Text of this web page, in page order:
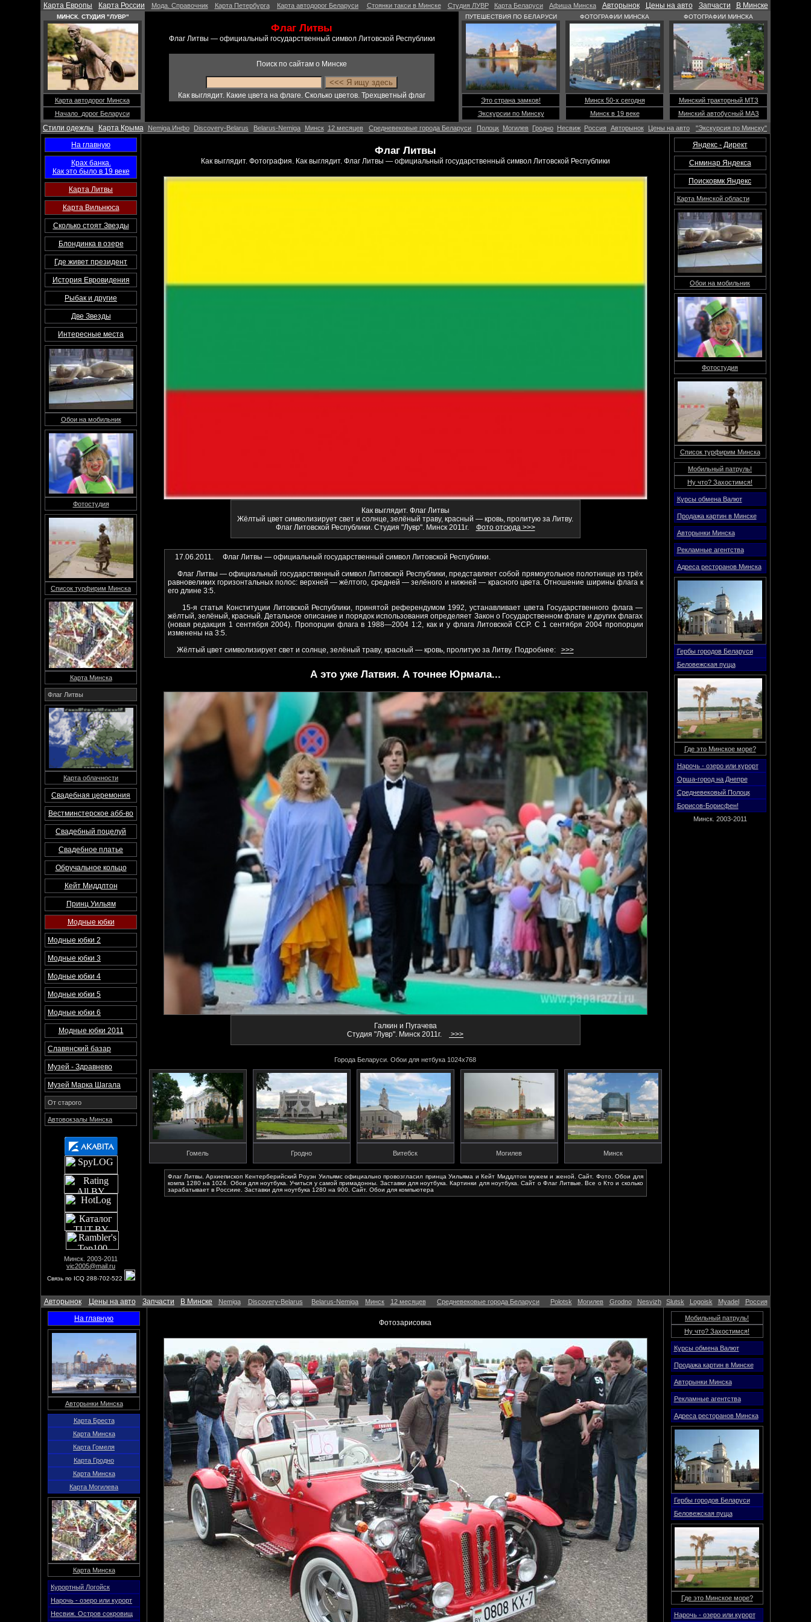
Карта Европы Карта России Мода. Справочник Карта Петербурга Карта автодорог Беларуси Стоянки такси в Минске Студия ЛУВР Карта Беларуси Афиша Минска Авторынок Цены на авто Запчасти В Минске
МИНСК. СТУДИЯ "ЛУВР"
Карта автодорог Минска
Начало дорог Беларуси
Флаг Литвы
Флаг Литвы — официальный государственный символ Литовской Республики
Поиск по сайтам о Минске
Как выглядит. Какие цвета на флаге. Сколько цветов. Трехцветный флаг
ПУТЕШЕСТВИЯ ПО БЕЛАРУСИ
Это страна замков!
Экскурсии по Минску
ФОТОГРАФИИ МИНСКА
Минск 50-х сегодня
Минск в 19 веке
ФОТОГРАФИИ МИНСКА
Минский тракторный МТЗ
Минский автобусный МАЗ
Стили одежлы Карта Крыма Nemiga.Инфо Discovery-Belarus Belarus-Nemiga Минск 12 месяцев Средневековые города Беларуси Полоцк Могилев Гродно Несвиж Россия Авторынок Цены на авто "Экскурсия по Минску"
На главную
Крах банка.
Как это было в 19 веке
Карта Литвы
Карта Вильнюса
Сколько стоят Звезды
Блондинка в озере
Где живет президент
История Евровидения
Рыбак и другие
Две Звезды
Интересные места
Обои на мобильник
Фотостудия
Список турфирим Минска
Карта Минска
Флаг Литвы
Карта облачности
Свадебная церемония
Вестминстерское абб-во
Свадебный поцелуй
Свадебное платье
Обручальное кольцо
Кейт Миддлтон
Принц Уильям
Модные юбки
Модные юбки 2
Модные юбки 3
Модные юбки 4
Модные юбки 5
Модные юбки 6
Модные юбки 2011
Славянский базар
Музей - Здравнево
Музей Марка Шагала
От старого
Автовокзалы Минска
Минск. 2003-2011
vic2005@mail.ru
Связь по ICQ 288-702-522
Флаг Литвы
Как выглядит. Фотография. Как выглядит. Флаг Литвы — официальный государственный символ Литовской Республики
Как выглядит. Флаг Литвы
Жёлтый цвет символизирует свет и солнце, зелёный траву, красный — кровь, пролитую за Литву.
Флаг Литовской Республики. Студия "Лувр". Минск 2011г. Фото отсюда >>>
17.06.2011. Флаг Литвы — официальный государственный символ Литовской Республики.
Флаг Литвы — официальный государственный символ Литовской Республики, представляет собой прямоугольное полотнище из трёх
равновеликих горизонтальных полос: верхней — жёлтого, средней — зелёного и нижней — красного цвета. Отношение ширины флага к
его длине 3:5.
15-я статья Конституции Литовской Республики, принятой референдумом 1992, устанавливает цвета Государственного флага —
жёлтый, зелёный, красный. Детальное описание и порядок использования определяет Закон о Государственном флаге и других флагах
(новая редакция 1 сентября 2004). Пропорции флага в 1988—2004 1:2, как и у флага Литовской ССР. С 1 сентября 2004 пропорции
изменены на 3:5.
Жёлтый цвет символизирует свет и солнце, зелёный траву, красный — кровь, пролитую за Литву. Подробнее: >>>
А это уже Латвия. А точнее Юрмала...
Галкин и Пугачева
Студия "Лувр". Минск 2011г.
>>>
Города Беларуси. Обои для нетбука 1024х768
Гомель Гродно Витебск Могилев Минск
Флаг Литвы. Архиепископ Кентерберийский Роуэн Уильямс официально провозгласил принца Уильяма и Кейт Миддлтон мужем и женой. Сайт. Фото. Обои для
компа 1280 на 1024. Обои для ноутбука. Учиться у самой примадонны. Заставки для ноутбука. Картинки для ноутбука. Сайт о Флаг Литвые. Все о Кто и сколько
зарабатывает в Россиие. Заставки для ноутбука 1280 на 900. Сайт. Обои для компьютера
Яндекс - Директ
Снминар Яндекса
Поисковмк Яндекс
Карта Минской области
Обои на мобильник
Фотостудия
Список турфирим Минска
Мобильный патруль!
Ну что? Захостимся!
Курсы обмена Валют
Продажа картин в Минске
Авторынки Минска
Рекламные агентства
Адреса ресторанов Минска
Гербы городов Беларуси
Беловежская пуща
Где это Минское море?
Нарочь - озеро или курорт
Орша-город на Днепре
Средневековый Полоцк
Борисов-Борисфен!
Минск. 2003-2011
Авторынок Цены на авто Запчасти В Минске Nemiga Discovery-Belarus Belarus-Nemiga Минск 12 месяцев Средневековые города Беларуси Polotsk Могилев Grodno Nesvizh Slutsk Logoisk Myadel Россия
На главную
Авторынки Минска
Карта Бреста
Карта Минска
Карта Гомеля
Карта Гродно
Карта Минска
Карта Могилева
Карта Минска
Курортный Логойск
Нарочь - озеро или курорт
Несвиж. Остров сокровищ
Фотозарисовка
Мобильный патруль!
Ну что? Захостимся!
Курсы обмена Валют
Продажа картин в Минске
Авторынки Минска
Рекламные агентства
Адреса ресторанов Минска
Гербы городов Беларуси
Беловежская пуща
Где это Минское море?
Нарочь - озеро или курорт